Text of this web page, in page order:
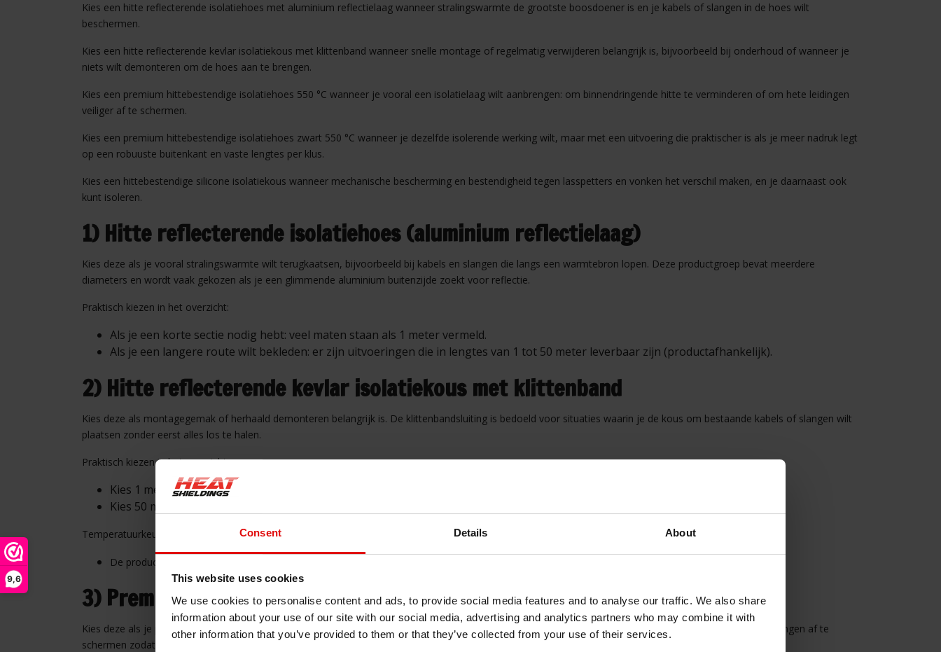
Consent Details About
This website uses cookies
We use cookies to personalise content and ads, to provide social media features and to analyse our traffic. We also share
information about your use of our site with our social media, advertising and analytics partners who may combine it with
other information that you’ve provided to them or that they’ve collected from your use of their services.
9,6
Kies een hitte reflecterende isolatiehoes met aluminium reflectielaag wanneer stralingswarmte de grootste boosdoener is en je kabels of slangen in de hoes wilt
beschermen.
Kies een hitte reflecterende kevlar isolatiekous met klittenband wanneer snelle montage of regelmatig verwijderen belangrijk is, bijvoorbeeld bij onderhoud of wanneer je
niets wilt demonteren om de hoes aan te brengen.
Kies een premium hittebestendige isolatiehoes 550 °C wanneer je vooral een isolatielaag wilt aanbrengen: om binnendringende hitte te verminderen of om hete leidingen
veiliger af te schermen.
Kies een premium hittebestendige isolatiehoes zwart 550 °C wanneer je dezelfde isolerende werking wilt, maar met een uitvoering die praktischer is als je meer nadruk legt
op een robuuste buitenkant en vaste lengtes per klus.
Kies een hittebestendige silicone isolatiekous wanneer mechanische bescherming en bestendigheid tegen lasspetters en vonken het verschil maken, en je daarnaast ook
kunt isoleren.
1) Hitte reflecterende isolatiehoes (aluminium reflectielaag)
Kies deze als je vooral stralingswarmte wilt terugkaatsen, bijvoorbeeld bij kabels en slangen die langs een warmtebron lopen. Deze productgroep bevat meerdere
diameters en wordt vaak gekozen als je een glimmende aluminium buitenzijde zoekt voor reflectie.
Praktisch kiezen in het overzicht:
Als je een korte sectie nodig hebt: veel maten staan als 1 meter vermeld.
Als je een langere route wilt bekleden: er zijn uitvoeringen die in lengtes van 1 tot 50 meter leverbaar zijn (productafhankelijk).
2) Hitte reflecterende kevlar isolatiekous met klittenband
Kies deze als montagegemak of herhaald demonteren belangrijk is. De klittenbandsluiting is bedoeld voor situaties waarin je de kous om bestaande kabels of slangen wilt
plaatsen zonder eerst alles los te halen.
Praktisch kiezen in het overzicht:
Kies 1 meter varianten voor lokale bescherming of proefmontage.
Kies 50 meter rollen als je seriematig werkt of meerdere trajecten wilt afdekken.
Temperatuurkeuze binnen deze groep:
De productgroep wordt aangeduid als 200–600 °C (afhankelijk van toepassing en type warmte), met specificaties per product.
3) Premium hittebestendige isolatiehoes 550 °C
Kies deze als je primair een isolatielaag wilt toevoegen. Dat kan zijn om kabels en slangen te beschermen tegen hitte van buitenaf, maar ook om hete leidingen af te
schermen zodat de omgeving minder warmte uitstraalt.